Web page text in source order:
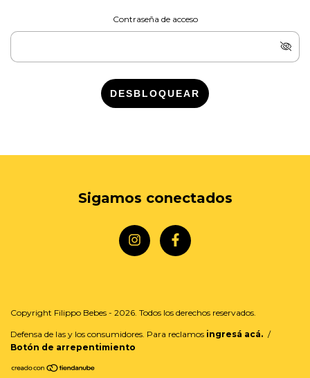
Contraseña de acceso
DESBLOQUEAR
Sigamos conectados
Copyright Filippo Bebes - 2026. Todos los derechos reservados.
Defensa de las y los consumidores. Para reclamos ingresá acá. /
Botón de arrepentimiento